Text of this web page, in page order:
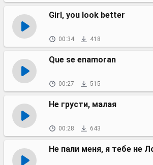
Girl, you look better
00:34 418
Que se enamoran
00:27 515
Не грусти, малая
00:28 643
Не пали меня, я тебе не